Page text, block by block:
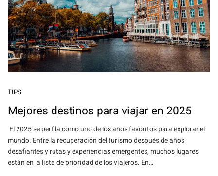
TIPS
Mejores destinos para viajar en 2025
El 2025 se perfila como uno de los años favoritos para explorar el
mundo. Entre la recuperación del turismo después de años
desafiantes y rutas y experiencias emergentes, muchos lugares
están en la lista de prioridad de los viajeros. En…